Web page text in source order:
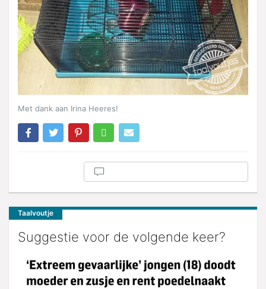
Met dank aan Irina Heeres!
Taalvoutje
Suggestie voor de volgende keer?